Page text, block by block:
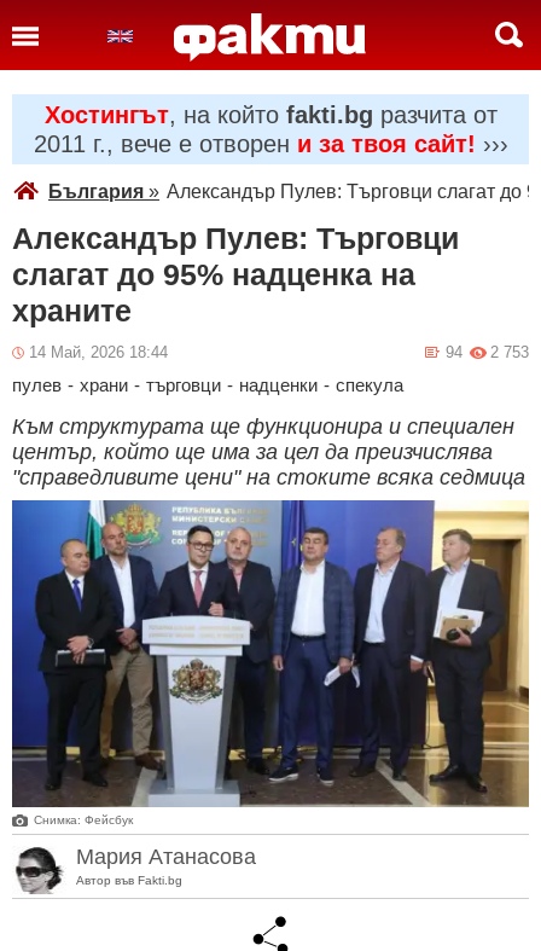
Хостингът, на който fakti.bg разчита от
2011 г., вече е отворен и за твоя сайт! ›››
България » Александър Пулев: Търговци слагат до
Александър Пулев: Търговци
слагат до 95% надценка на
храните
14 Май, 2026 18:44 2 753
94
пулев - храни - търговци - надценки - спекула
Към структурата ще функционира и специален
център, който ще има за цел да преизчислява
"справедливите цени" на стоките всяка седмица
Снимка: Фейсбук
Мария Атанасова
Автор във Fakti.bg